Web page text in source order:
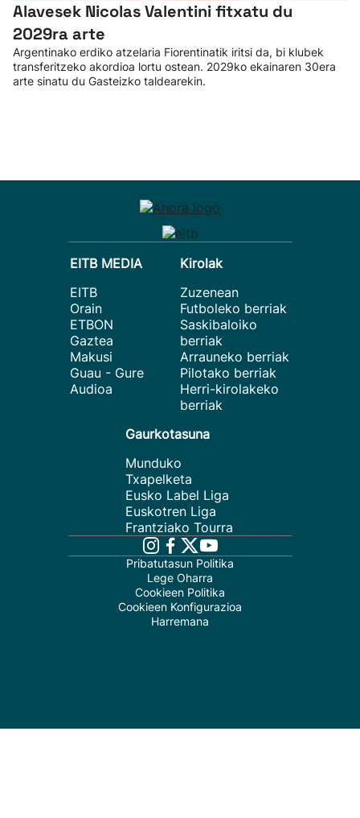
Alavesek Nicolas Valentini fitxatu du
2029ra arte
Argentinako erdiko atzelaria Fiorentinatik iritsi da, bi klubek
transferitzeko akordioa lortu ostean. 2029ko ekainaren 30era
arte sinatu du Gasteizko taldearekin.
EITB MEDIA
EITB
Orain
ETBON
Gaztea
Makusi
Guau - Gure
Audioa
Kirolak
Zuzenean
Futboleko berriak
Saskibaloiko
berriak
Arrauneko berriak
Pilotako berriak
Herri-kirolakeko
berriak
Gaurkotasuna
Munduko
Txapelketa
Eusko Label Liga
Euskotren Liga
Frantziako Tourra
Pribatutasun Politika
Lege Oharra
Cookieen Politika
Cookieen Konfigurazioa
Harremana